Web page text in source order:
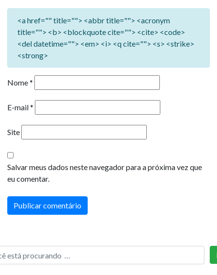
<a href="" title=""> <abbr title=""> <acronym
title=""> <b> <blockquote cite=""> <cite> <code>
<del datetime=""> <em> <i> <q cite=""> <s> <strike>
<strong>
Nome*
E-mail*
Site
Salvar meus dados neste navegador para a próxima vez que
eu comentar.